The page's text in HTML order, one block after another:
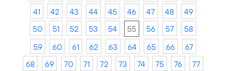
41
42 43 44 45 46 47 48
49
50
51 52 53 54 55 56 57
58
59
60 61 62 63 64 65 66
67
68
69 70 71 72 73 74 75 76
77